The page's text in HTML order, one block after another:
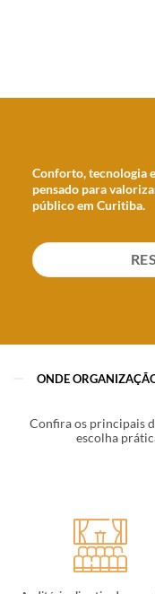
Conforto, tecnologia
pensado para
público em Curitiba.
ONDE
Confira os principais
escolha